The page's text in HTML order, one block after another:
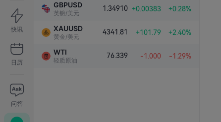
快讯
日历
问答
GBPUSD
英镑/美元
1.34910 +0.00383 +0.28%
XAUUSD
黄金/美元
4341.81 +101.79 +2.40%
WTI
轻质原油
76.339 -1.000 -1.29%